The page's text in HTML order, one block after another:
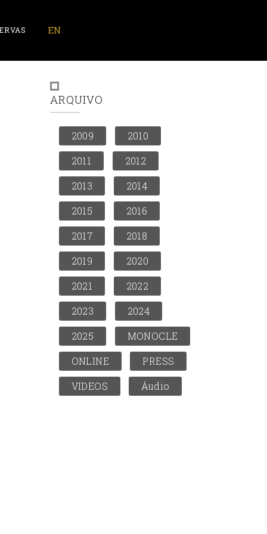
ARQUIVO
2009
2010
2011
2012
2013
2014
2015
2016
2017
2018
2019
2020
2021
2022
2023
2024
2025
MONOCLE
ONLINE
PRESS
VIDEOS
Áudio